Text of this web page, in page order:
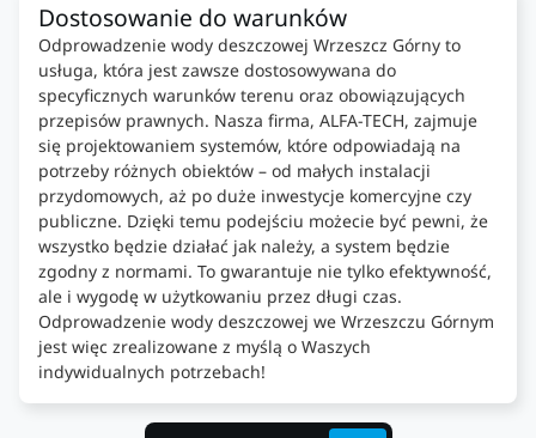
Dostosowanie do warunków
Odprowadzenie wody deszczowej Wrzeszcz Górny to
usługa, która jest zawsze dostosowywana do
specyficznych warunków terenu oraz obowiązujących
przepisów prawnych. Nasza firma, ALFA-TECH, zajmuje
się projektowaniem systemów, które odpowiadają na
potrzeby różnych obiektów – od małych instalacji
przydomowych, aż po duże inwestycje komercyjne czy
publiczne. Dzięki temu podejściu możecie być pewni, że
wszystko będzie działać jak należy, a system będzie
zgodny z normami. To gwarantuje nie tylko efektywność,
ale i wygodę w użytkowaniu przez długi czas.
Odprowadzenie wody deszczowej we Wrzeszczu Górnym
jest więc zrealizowane z myślą o Waszych
indywidualnych potrzebach!